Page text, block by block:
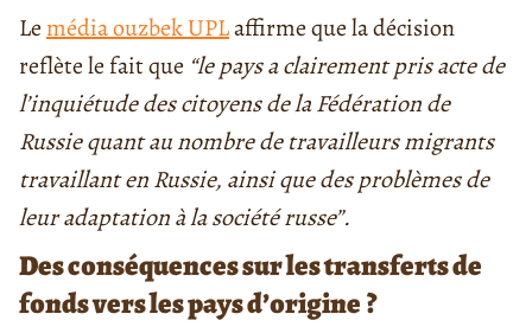
Lemédia ouzbek UPLaffirme que la décision
reflète le fait que “le pays a clairement pris acte de
l’inquiétude des citoyens de la Fédération de
Russie quant au nombre de travailleurs migrants
travaillant en Russie, ainsi que des problèmes de
leur adaptation à la société russe”.
Des conséquences sur les transferts de
fonds vers les pays d’origine?